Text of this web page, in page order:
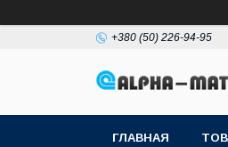
+380 (50) 226-94-95
ГЛАВНАЯ